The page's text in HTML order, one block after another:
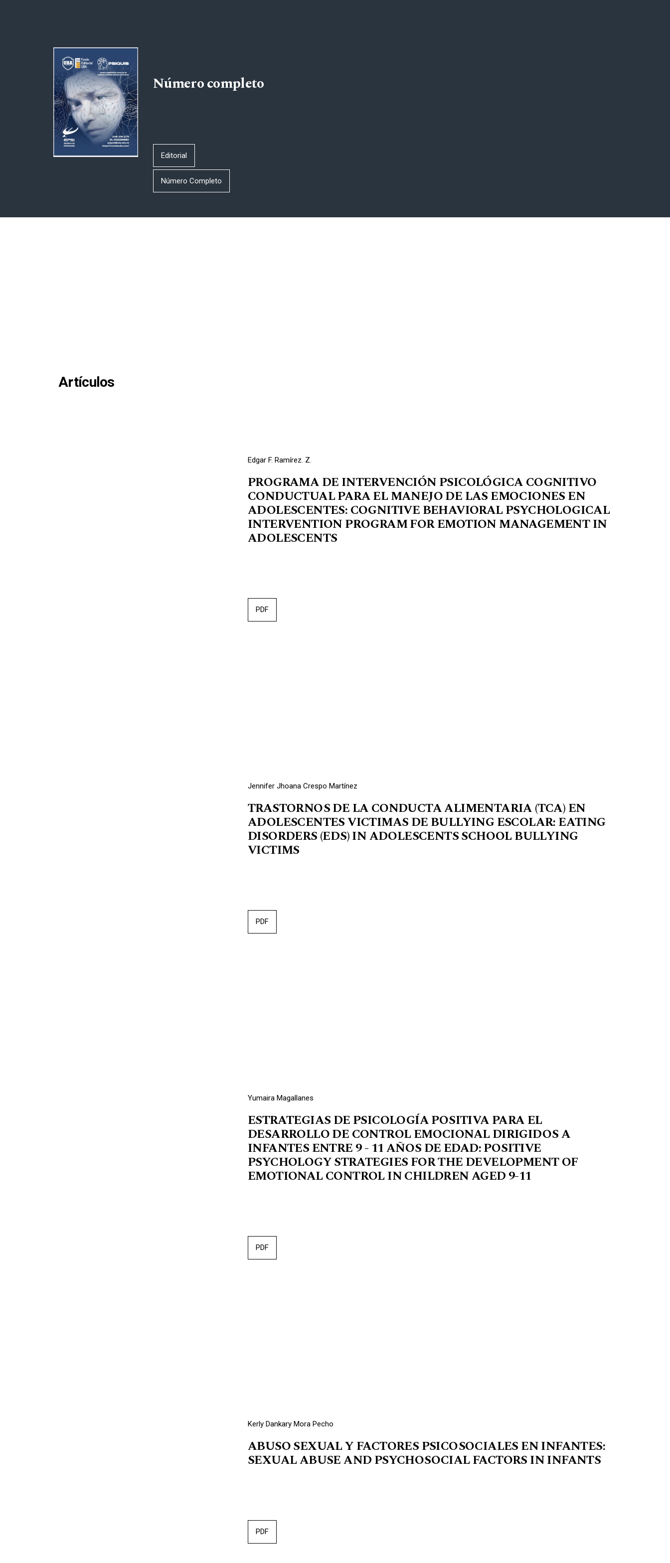
Número completo
Editorial
Número Completo
Artículos
Edgar F. Ramírez. Z.
PROGRAMA DE INTERVENCIÓN PSICOLÓGICA COGNITIVO
CONDUCTUAL PARA EL MANEJO DE LAS EMOCIONES EN
ADOLESCENTES: COGNITIVE BEHAVIORAL PSYCHOLOGICAL
INTERVENTION PROGRAM FOR EMOTION MANAGEMENT IN
ADOLESCENTS
PDF
Jennifer Jhoana Crespo Martínez
TRASTORNOS DE LA CONDUCTA ALIMENTARIA (TCA) EN
ADOLESCENTES VICTIMAS DE BULLYING ESCOLAR: EATING
DISORDERS (EDS) IN ADOLESCENTS SCHOOL BULLYING
VICTIMS
PDF
Yumaira Magallanes
ESTRATEGIAS DE PSICOLOGÍA POSITIVA PARA EL
DESARROLLO DE CONTROL EMOCIONAL DIRIGIDOS A
INFANTES ENTRE 9 - 11 AÑOS DE EDAD: POSITIVE
PSYCHOLOGY STRATEGIES FOR THE DEVELOPMENT OF
EMOTIONAL CONTROL IN CHILDREN AGED 9-11
PDF
Kerly Dankary Mora Pecho
ABUSO SEXUAL Y FACTORES PSICOSOCIALES EN INFANTES:
SEXUAL ABUSE AND PSYCHOSOCIAL FACTORS IN INFANTS
PDF